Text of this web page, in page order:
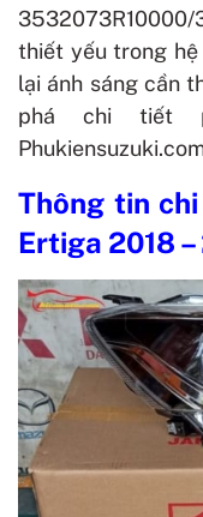
thiết yếu trong
lại ánh sáng cần
phá chi tiết
Thông tin
Ertiga 2018